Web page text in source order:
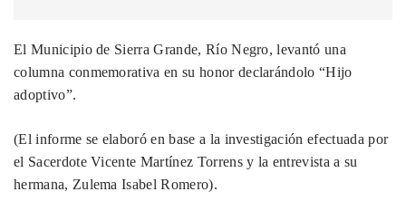
El Municipio de Sierra Grande, Río Negro, levantó una
columna conmemorativa en su honor declarándolo “Hijo
adoptivo”.
(El informe se elaboró en base a la investigación efectuada por
el Sacerdote Vicente Martínez Torrens y la entrevista a su
hermana, Zulema Isabel Romero).